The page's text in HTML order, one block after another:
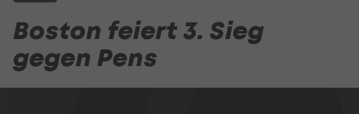
Boston feiert 3. Sieg
gegen Pens